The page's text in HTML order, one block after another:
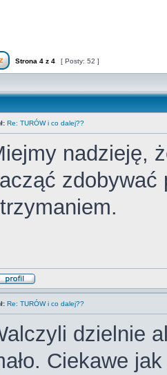
Strona 4 z 4 [ Posty: 52 ]
Re: TURÓW i co dalej??
nadzieję,
zdobywać
Re: TURÓW i co dalej??
dzielnie
Ciekawe